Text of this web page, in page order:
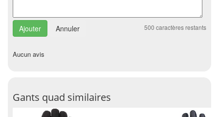
Annuler 500 caractères restants
Aucun avis
Gants quad similaires